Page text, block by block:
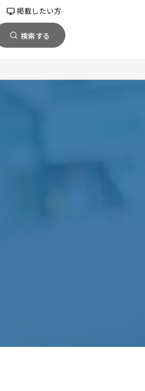
掲載したい方
検索する